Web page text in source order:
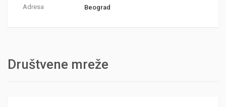
Adresa Beograd
Društvene mreže